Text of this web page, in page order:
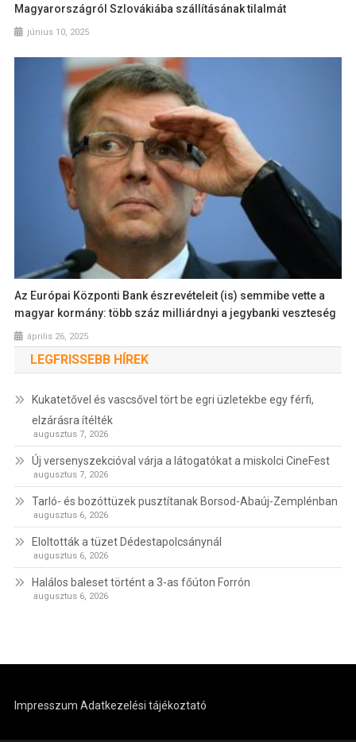
Magyarországról Szlovákiába szállításának tilalmát
június 10, 2025
Az Európai Központi Bank észrevételeit (is) semmibe vette a
magyar kormány: több száz milliárdnyi a jegybanki veszteség
április 26, 2025
LEGFRISSEBB HÍREK
Kukatetővel és vascsővel tört be egri üzletekbe egy férfi,
elzárásra ítélték
augusztus 7, 2026
Új versenyszekcióval várja a látogatókat a miskolci CineFest
augusztus 7, 2026
Tarló- és bozóttüzek pusztítanak Borsod-Abaúj-Zemplénban
augusztus 6, 2026
Eloltották a tüzet Dédestapolcsánynál
augusztus 6, 2026
Halálos baleset történt a 3-as főúton Forrón
augusztus 6, 2026
Impresszum Adatkezelési tájékoztató